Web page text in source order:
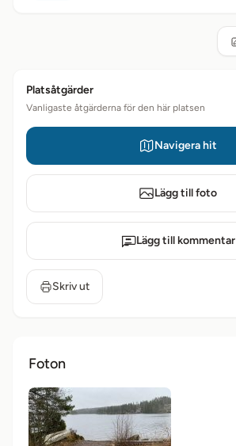
Platsåtgärder
Vanligaste åtgärderna för den här platsen
Navigera hit
Lägg till foto
Lägg till kommentar
Skriv ut
Foton